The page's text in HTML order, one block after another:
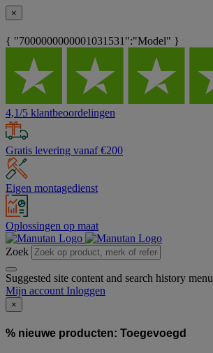
×
{ "7000000000001031531":"Model" }
4,1/5 klantbeoordelingen
Gratis levering vanaf €200
Eigen montagedienst
Oplossingen op maat
Zoek
Suggested site content and search history menu
Mijn account Inloggen
×
% nieuwe producten: Toegevoegd